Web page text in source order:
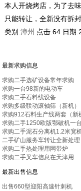
本人开烧烤店，为了去
只能转让，全新没有拆
类别:漳州 点击:64 日期:
最新求购信息
求购二手选矿设备常年求购
求购一台98新的电动车
求购二手石料线设备
求购多级联动滚轴筛（新机）
求购912石料生产线两套（新
求购二手1250欧版鄂破机一台
求购二手泥石分离机1.2米宽
二手矿山服务车转让全新处理
求购二手热处理用网带炉
求购二手叉车信息在天津用
最新出售信息
出售660型迎阳高速针刺机